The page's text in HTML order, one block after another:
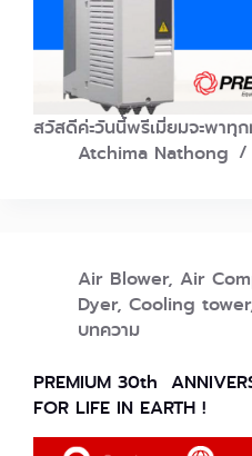
สวัสดีค่ะวันนี้พรีเมี่ยมจะพาทุก
Atchima Nathong
Air Blower, Air
Dyer, Cooling tower
บทความ
PREMIUM 30th
FOR LIFE IN EARTH !